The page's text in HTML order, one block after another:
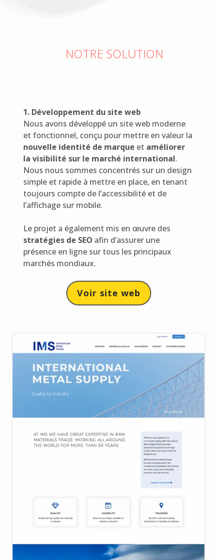
NOTRE SOLUTION
1. Développement du site web
Nous avons développé un site web moderne
et fonctionnel, conçu pour mettre en valeur la
nouvelle identité de marque et améliorer
la visibilité sur le marché international.
Nous nous sommes concentrés sur un design
simple et rapide à mettre en place, en tenant
toujours compte de l’accessibilité et de
l’affichage sur mobile.
Le projet a également mis en œuvre des
stratégies de SEO afin d’assurer une
présence en ligne sur tous les principaux
marchés mondiaux.
Voir site web